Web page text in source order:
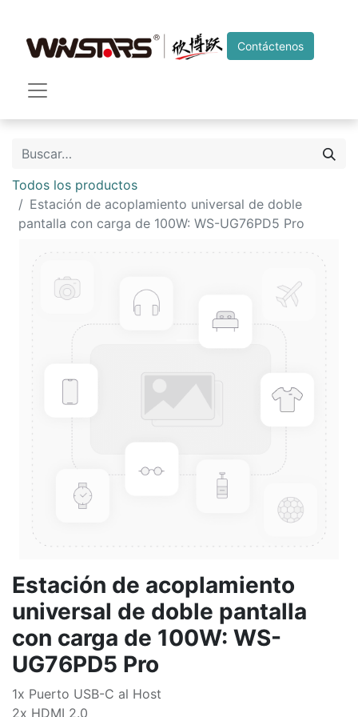
Contáctenos
Todos los productos
Estación de acoplamiento universal de doble
pantalla con carga de 100W: WS-UG76PD5 Pro
Estación de acoplamiento
universal de doble pantalla
con carga de 100W: WS-
UG76PD5 Pro
1x Puerto USB-C al Host
2x HDMI 2.0